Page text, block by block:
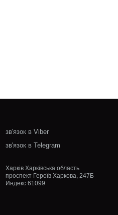
зв'язок в Viber
зв'язок в Telegram
Харків Харківська область
проспект Героїв Харкова, 247Б
Индекс 61099